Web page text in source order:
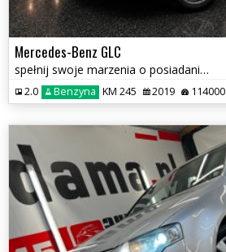
Mercedes-Benz GLC
spełnij swoje marzenia o posiadaniu pięknego białego SUV marki premium
2.0 Benzyna KM 245 2019 114000